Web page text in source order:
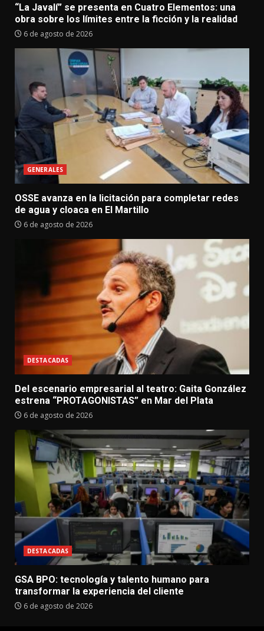
“La Javalí” se presenta en Cuatro Elementos: una
obra sobre los límites entre la ficción y la realidad
6 de agosto de 2026
GENERALES
OSSE avanza en la licitación para completar redes
de agua y cloaca en El Martillo
6 de agosto de 2026
DESTACADAS
Del escenario empresarial al teatro: Gaita González
estrena “PROTAGONISTAS” en Mar del Plata
6 de agosto de 2026
DESTACADAS
GSA BPO: tecnología y talento humano para
transformar la experiencia del cliente
6 de agosto de 2026